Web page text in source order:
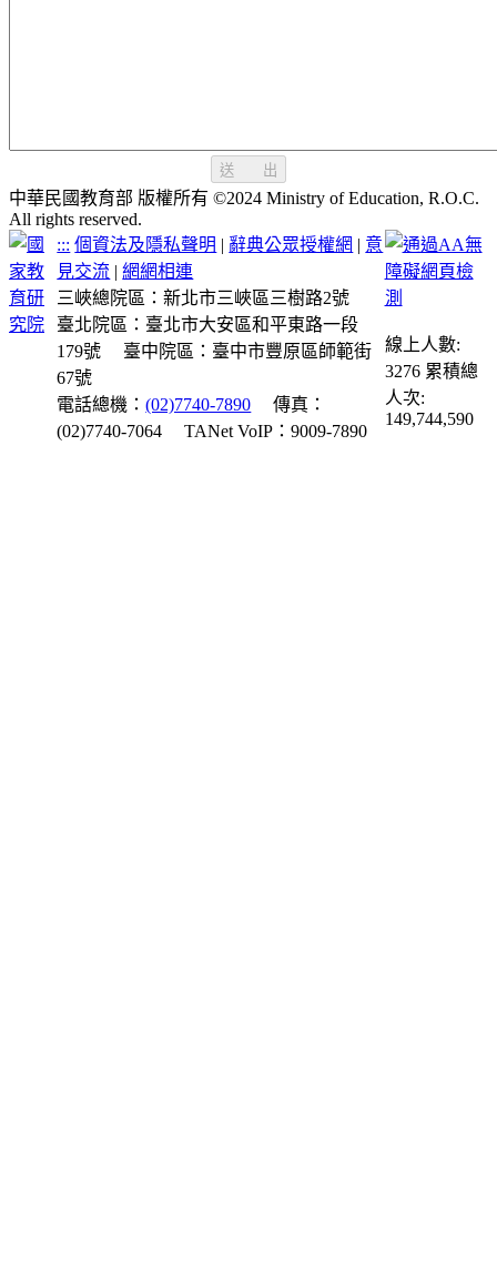
送 出
中華民國教育部 版權所有 ©2024 Ministry of Education, R.O.C.
All rights reserved.
::: 個資法及隱私聲明 | 辭典公眾授權網 | 意
見交流 |網網相連
三峽總院區：新北市三峽區三樹路2號
臺北院區：臺北市大安區和平東路一段
179號
臺中院區：臺中市豐原區師範街
67號
電話總機：(02)7740-7890
傳真：
(02)7740-7064
TANet VoIP：9009-7890
線上人數:
3276 累積總
人次:
149,744,590